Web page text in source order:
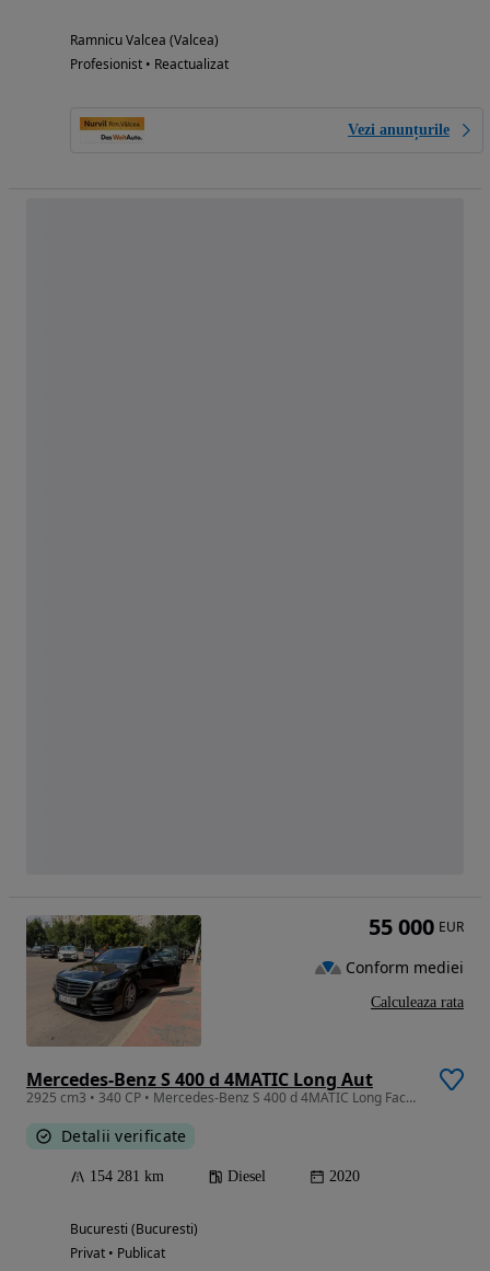
Ramnicu Valcea (Valcea)
Profesionist • Reactualizat
Vezi anunțurile
Mercedes-Benz S 400 d 4MATIC Long Aut
2925 cm3 • 340 CP • Mercedes-Benz S 400 d 4MATIC Long Facelift 2020 | 155.000 km |
Detalii verificate
154 281 km Diesel 2020
Bucuresti (Bucuresti)
Privat • Publicat
55 000 EUR
Conform mediei
Calculeaza rata